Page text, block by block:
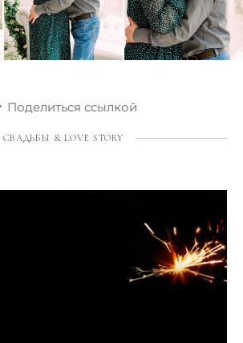
Поделиться ссылкой
СВАДЬБЫ & LOVE STORY